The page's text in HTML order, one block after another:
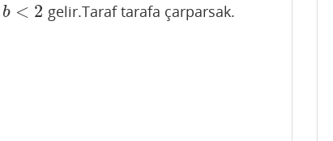
b < 2
2 gelir.Taraf tarafa çarparsak.